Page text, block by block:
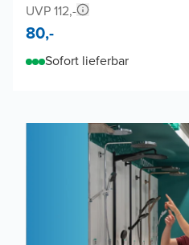
UVP 112,-
80,-
Sofort lieferbar